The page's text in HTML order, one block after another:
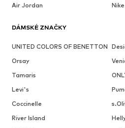
Air Jordan
DÁMSKÉ ZNAČKY
UNITED COLORS OF BENETTON
Orsay
Tamaris
Levi's
Coccinelle
River Island